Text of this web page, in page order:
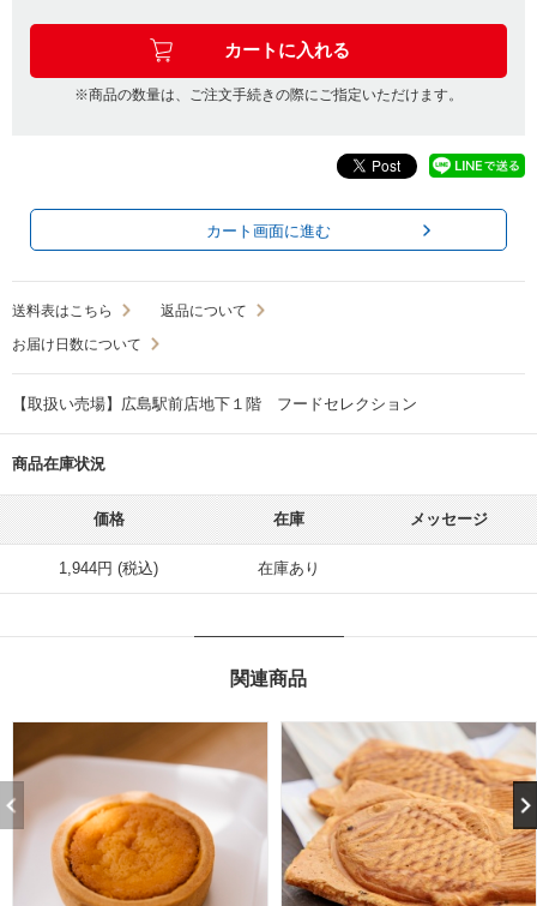
※商品の数量は、ご注文手続きの際にご指定いただけます。
カート画面に進む
送料表はこちら
返品について
お届け日数について
【取扱い売場】広島駅前店地下１階 フードセレクション
商品在庫状況
価格 在庫 メッセージ
1,944円 (税込) 在庫あり
関連商品